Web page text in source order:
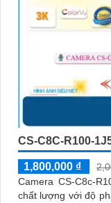
CS-C8C-R100-
1,800,000 ₫
Camera CS-C8c-
chất lượng với độ